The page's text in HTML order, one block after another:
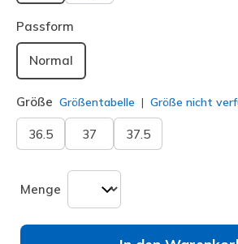
ausgewählt
Passform
Normal
Größe Größentabelle Größe nicht
36.5 37 37.5
Menge